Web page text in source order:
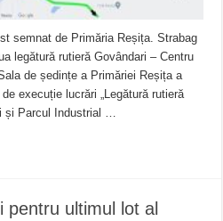
semnat de Primăria Reșița. Strabag
legătură rutieră Govândari – Centru
de ședințe a Primăriei Reșița a
execuție lucrări „Legătură rutieră
și Parcul Industrial …
pentru ultimul lot al